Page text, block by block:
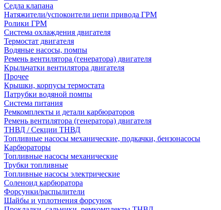
Седла клапана
Натяжители/успокоители цепи привода ГРМ
Ролики ГРМ
Система охлаждения двигателя
Термостат двигателя
Водяные насосы, помпы
Ремень вентилятора (генератора) двигателя
Крыльчатки вентилятора двигателя
Прочее
Крышки, корпусы термостата
Патрубки водяной помпы
Система питания
Ремкомплекты и детали карбюраторов
Ремень вентилятора (генератора) двигателя
ТНВД / Секции ТНВД
Топливные насосы механические, подкачки, бензонасосы
Карбюраторы
Топливные насосы механические
Трубки топливные
Топливные насосы электрические
Соленоид карбюратора
Форсунки/распылители
Шайбы и уплотнения форсунок